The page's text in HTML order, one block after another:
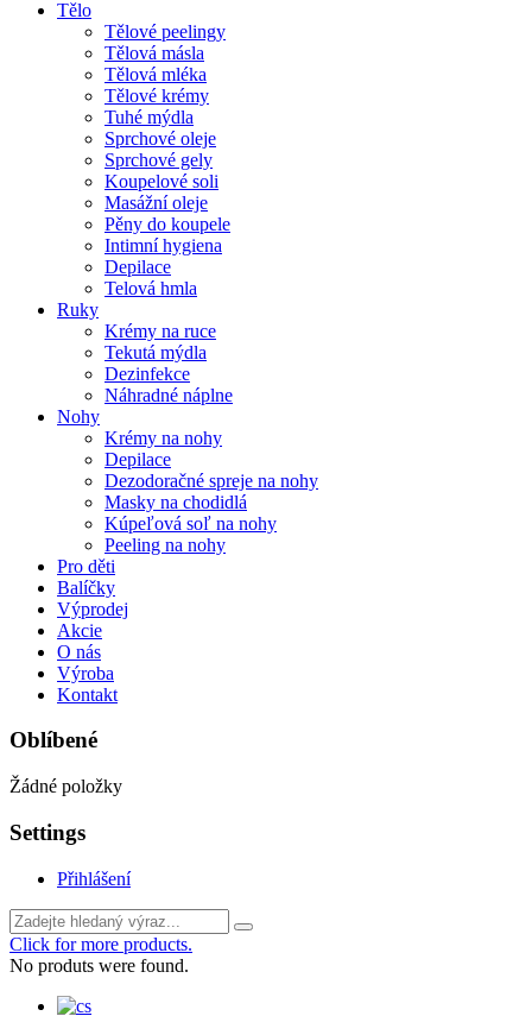
Tělo
Tělové peelingy
Tělová másla
Tělová mléka
Tělové krémy
Tuhé mýdla
Sprchové oleje
Sprchové gely
Koupelové soli
Masážní oleje
Pěny do koupele
Intimní hygiena
Depilace
Telová hmla
Ruky
Krémy na ruce
Tekutá mýdla
Dezinfekce
Náhradné náplne
Nohy
Krémy na nohy
Depilace
Dezodoračné spreje na nohy
Masky na chodidlá
Kúpeľová soľ na nohy
Peeling na nohy
Pro děti
Balíčky
Výprodej
Akcie
O nás
Výroba
Kontakt
Oblíbené
Žádné položky
Settings
Přihlášení
Click for more products.
No produts were found.